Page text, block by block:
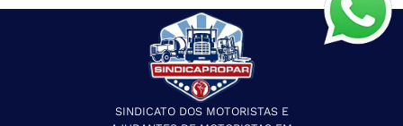
SINDICATO DOS MOTORISTAS E